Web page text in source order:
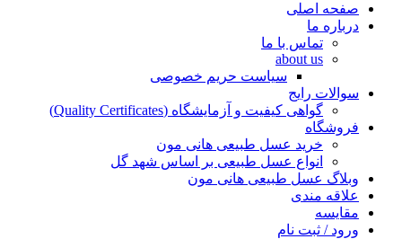
صفحه اصلی
درباره ما
تماس با ما
about us
سیاست حریم خصوصی
سوالات رایج
گواهی کیفیت و آزمایشگاه (Quality Certificates)
فروشگاه
خرید عسل طبیعی هانی مون
انواع عسل طبیعی بر اساس شهد گل
وبلاگ عسل طبیعی هانی مون
علاقه مندی
مقایسه
ورود / ثبت نام